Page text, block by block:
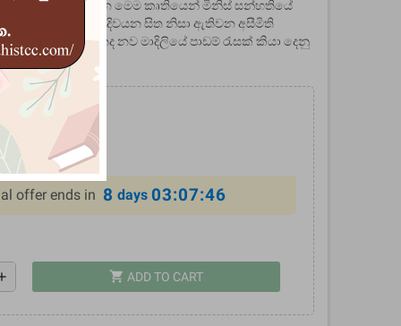
අත්වැලක් සපයන මෙම කෘතියෙන් මිනිස් සන්හතියේ
අසීමිත වේගයෙන් දිවයන සිත නිසා ඇතිවන අසීමිති
කරගැනීම ගැනද නව මාදිලියේ පාඩම් රැසක් කියා දෙනු
offer ends in 8 days 03:07:46
shopping_cart ADD TO CART